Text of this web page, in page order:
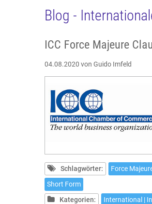
Blog -
ICC Force Majeure
04.08.2020 von Guido Imfeld
Schlagwörter: Force
Short Form
Kategorien:
International |